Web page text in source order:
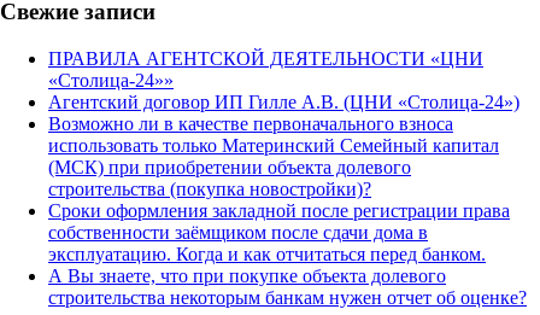
Свежие записи
ПРАВИЛА АГЕНТСКОЙ ДЕЯТЕЛЬНОСТИ «ЦНИ
«Столица-24»»
Агентский договор ИП Гилле А.В. (ЦНИ «Столица-24»)
Возможно ли в качестве первоначального взноса
использовать только Материнский Семейный капитал
(МСК) при приобретении объекта долевого
строительства (покупка новостройки)?
Сроки оформления закладной после регистрации права
собственности заёмщиком после сдачи дома в
эксплуатацию. Когда и как отчитаться перед банком.
А Вы знаете, что при покупке объекта долевого
строительства некоторым банкам нужен отчет об оценке?